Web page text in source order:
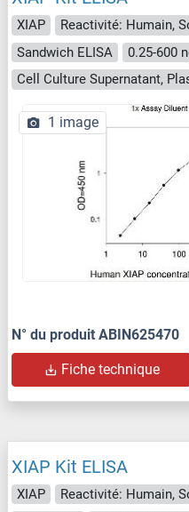
XIAP Reactivité: Humain,
Sandwich ELISA
0.25-600
Cell Culture Supernatant,
1 image
N° du produit ABIN625470
Fiche technique
XIAP Kit ELISA
XIAP Reactivité: Humain,